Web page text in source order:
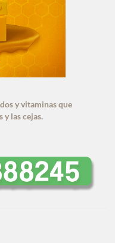
y vitaminas que
y las cejas.